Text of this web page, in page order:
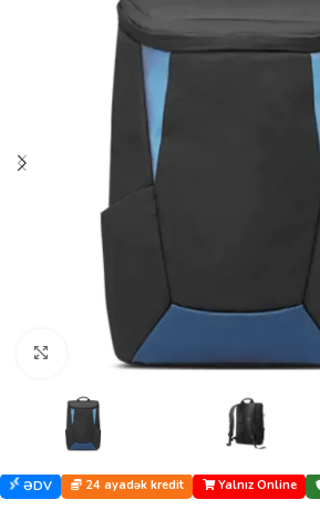
Böyütmək üçün klikləyin
ƏDV 24 ayadək kredit Yalnız Online